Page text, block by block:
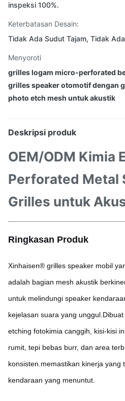
inspeksi 100%.
Keterbatasan Desain:
Tidak Ada Sudut Tajam, Tidak
Menyoroti
grilles logam micro-perforated
grilles speaker otomotif dengan
photo etch mesh untuk akustik
Deskripsi produk
OEM/ODM Kimia
Perforated Metal
Grilles untuk
Ringkasan Produk
Xinhaisen® grilles speaker mobil
adalah bagian mesh akustik
untuk melindungi speaker
kejelasan suara yang
etching fotokimia canggih, kisi-kisi
rumit, tepi bebas burr, dan area
konsisten.memastikan kinerja yang
kendaraan yang menuntut.